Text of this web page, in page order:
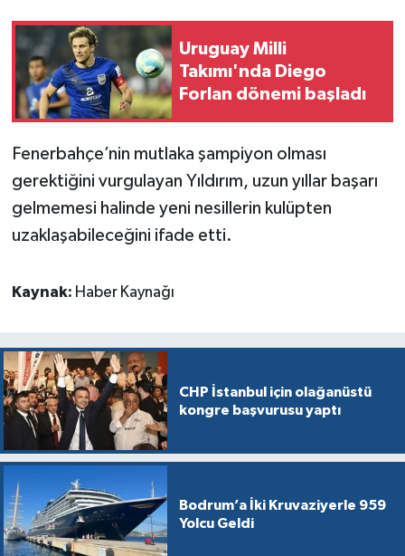
Uruguay Milli
Takımı'nda Diego
Forlan dönemi başladı
Fenerbahçe’nin mutlaka şampiyon olması
gerektiğini vurgulayan Yıldırım, uzun yıllar başarı
gelmemesi halinde yeni nesillerin kulüpten
uzaklaşabileceğini ifade etti.
Kaynak: Haber Kaynağı
CHP İstanbul için olağanüstü
kongre başvurusu yaptı
Bodrum’a İki Kruvaziyerle 959
Yolcu Geldi